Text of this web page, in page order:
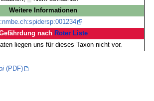
Weitere Informationen
nach Roter Liste
liegen uns für dieses Taxon nicht vor.
(PDF)